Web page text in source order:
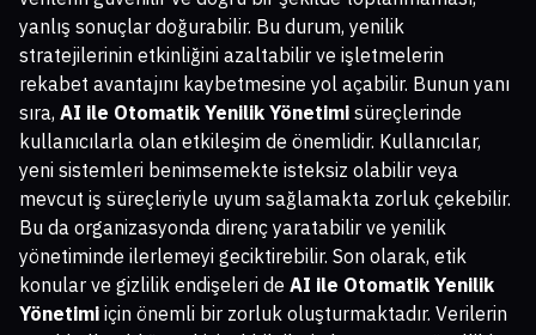
yanlış sonuçlar doğurabilir. Bu durum, yenilik
stratejilerinin etkinliğini azaltabilir ve işletmelerin
rekabet avantajını kaybetmesine yol açabilir. Bunun yanı
sıra, AI ile Otomatik Yenilik Yönetimi süreçlerinde
kullanıcılarla olan etkileşim de önemlidir. Kullanıcılar,
yeni sistemleri benimsemekte isteksiz olabilir veya
mevcut iş süreçleriyle uyum sağlamakta zorluk çekebilir.
Bu da organizasyonda direnç yaratabilir ve yenilik
yönetiminde ilerlemeyi geciktirebilir. Son olarak, etik
konular ve gizlilik endişeleri de AI ile Otomatik Yenilik
Yönetimi için önemli bir zorluk oluşturmaktadır. Verilerin